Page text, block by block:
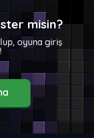
misin?
oyuna giriş